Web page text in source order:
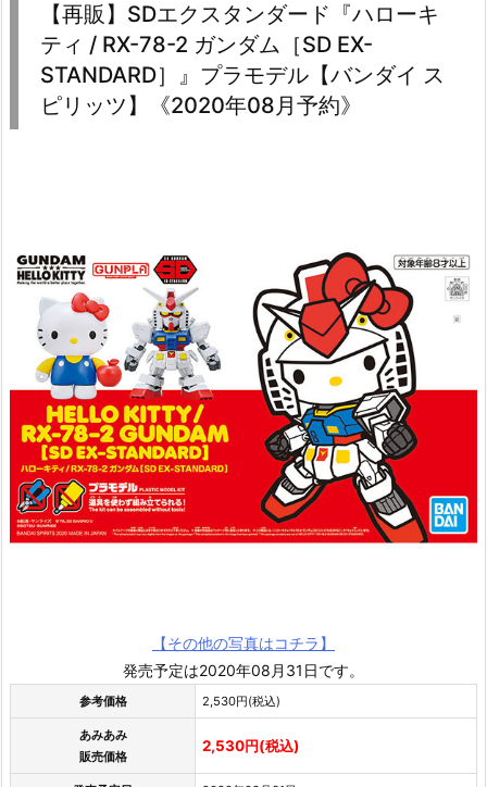
【再販】SDエクスタンダード『ハローキ
ティ / RX-78-2 ガンダム［SD EX-
STANDARD］』プラモデル【バンダイ ス
ピリッツ】《2020年08月予約》
【その他の写真はコチラ】
発売予定は2020年08月31日です。
参考価格 2,530円(税込)
あみあみ
販売価格
2,530円(税込)